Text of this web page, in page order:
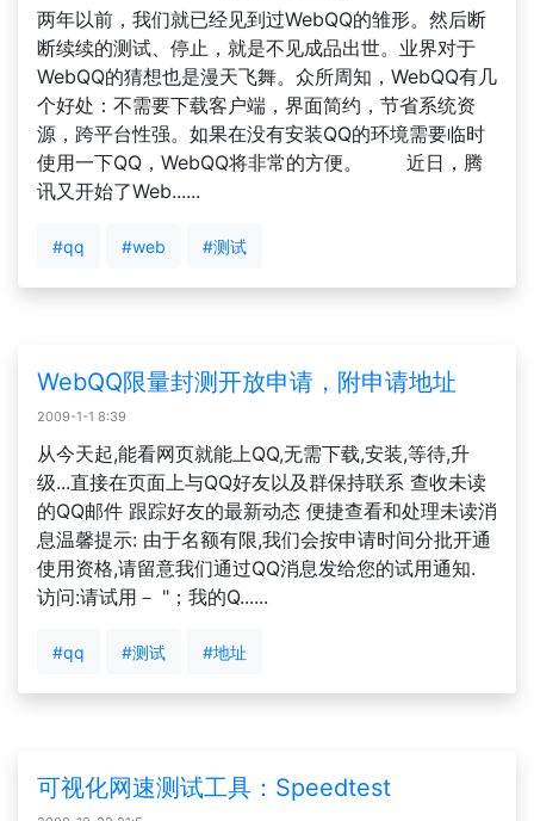
两年以前，我们就已经见到过WebQQ的雏形。然后断
断续续的测试、停止，就是不见成品出世。业界对于
WebQQ的猜想也是漫天飞舞。众所周知，WebQQ有几
个好处：不需要下载客户端，界面简约，节省系统资
源，跨平台性强。如果在没有安装QQ的环境需要临时
使用一下QQ，WebQQ将非常的方便。 近日，腾
讯又开始了Web......
#qq #web #测试
WebQQ限量封测开放申请，附申请地址
2009-1-1 8:39
从今天起,能看网页就能上QQ,无需下载,安装,等待,升
级...直接在页面上与QQ好友以及群保持联系 查收未读
的QQ邮件 跟踪好友的最新动态 便捷查看和处理未读消
息温馨提示: 由于名额有限,我们会按申请时间分批开通
使用资格,请留意我们通过QQ消息发给您的试用通知.
访问:请试用－ "；我的Q......
#qq #测试 #地址
可视化网速测试工具：Speedtest